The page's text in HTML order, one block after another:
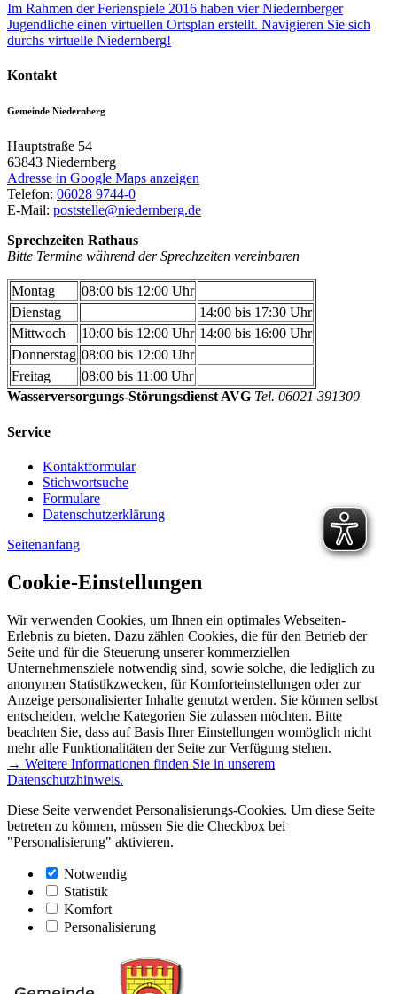
Im Rahmen der Ferienspiele 2016 haben vier Niedernberger
Jugendliche einen virtuellen Ortsplan erstellt. Navigieren Sie sich
durchs virtuelle Niedernberg!
Kontakt
Gemeinde Niedernberg
Hauptstraße 54
63843 Niedernberg
Adresse in Google Maps anzeigen
Telefon: 06028 9744-0
E-Mail: poststelle@niedernberg.de
Sprechzeiten Rathaus
Bitte Termine während der Sprechzeiten vereinbaren
Montag
08:00 bis 12:00 Uhr
Dienstag
14:00 bis 17:30 Uhr
Mittwoch
10:00 bis 12:00 Uhr 14:00 bis 16:00 Uhr
Donnerstag 08:00 bis 12:00 Uhr
Freitag
08:00 bis 11:00 Uhr
Wasserversorgungs-Störungsdienst AVG Tel. 06021 391300
Service
Kontaktformular
Stichwortsuche
Formulare
Datenschutzerklärung
Seitenanfang
Cookie-Einstellungen
Wir verwenden Cookies, um Ihnen ein optimales Webseiten-
Erlebnis zu bieten. Dazu zählen Cookies, die für den Betrieb der
Seite und für die Steuerung unserer kommerziellen
Unternehmensziele notwendig sind, sowie solche, die lediglich zu
anonymen Statistikzwecken, für Komforteinstellungen oder zur
Anzeige personalisierter Inhalte genutzt werden. Sie können selbst
entscheiden, welche Kategorien Sie zulassen möchten. Bitte
beachten Sie, dass auf Basis Ihrer Einstellungen womöglich nicht
mehr alle Funktionalitäten der Seite zur Verfügung stehen.
→ Weitere Informationen finden Sie in unserem
Datenschutzhinweis.
Diese Seite verwendet Personalisierungs-Cookies. Um diese Seite
betreten zu können, müssen Sie die Checkbox bei
"Personalisierung" aktivieren.
Notwendig
Statistik
Komfort
Personalisierung